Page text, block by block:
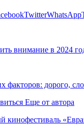
TwitterWhatsApp
внимание в 2024
факторов: дорого,
Еще от автора